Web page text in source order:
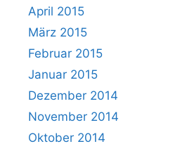
April 2015
März 2015
Februar 2015
Januar 2015
Dezember 2014
November 2014
Oktober 2014